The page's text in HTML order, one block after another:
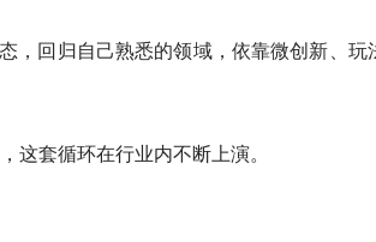
，回归自己熟悉的领域，依靠微创新、玩
这套循环在行业内不断上演。